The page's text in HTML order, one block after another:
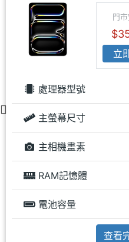
門
立
處理器型號
主螢幕尺寸
主相機畫素
RAM記憶體
電池容量
查看